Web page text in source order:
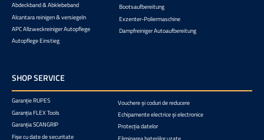
Abdeckband & Abklebeband
Alcantara reinigen & versiegeln
APC Allzweckreiniger Autopflege
Autopflege Einstieg
Bootsaufbereitung
Exzenter-Poliermaschine
Dampfreiniger Autoaufbereitung
SHOP SERVICE
Garanție RUPES
Garanția FLEX Tools
Garanția SCANGRIP
Fișe cu date de securitate
Vouchere și coduri de reducere
Echipamente electrice și electronice
Protecția datelor